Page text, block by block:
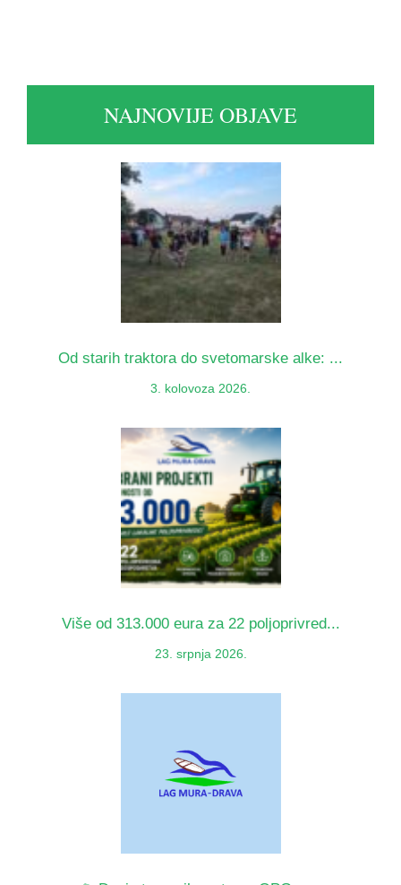
NAJNOVIJE OBJAVE
Od starih traktora do svetomarske alke: ...
3. kolovoza 2026.
Više od 313.000 eura za 22 poljoprivred...
23. srpnja 2026.